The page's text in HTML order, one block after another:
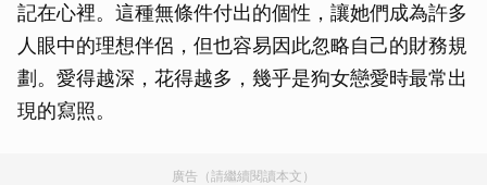
記在心裡。這種無條件付出的個性，讓她們成為許多
人眼中的理想伴侶，但也容易因此忽略自己的財務規
劃。愛得越深，花得越多，幾乎是狗女戀愛時最常出
現的寫照。
廣告（請繼續閱讀本文）